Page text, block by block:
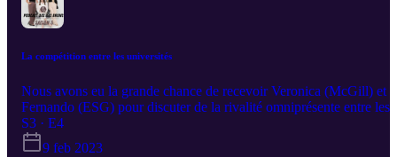
La compétition entre les universités
Nous avons eu la grande chance de recevoir Veronica (McGill) et
Fernando (ESG) pour discuter de la rivalité omniprésente entre les
étudiants, Un sujet sensible et qui fait ressortir de forte émotion
BONNE ÉCOUTE
S3 · E4
9 feb 2023